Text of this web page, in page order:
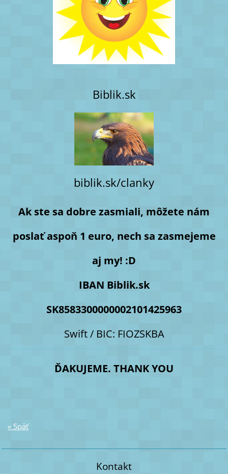
Biblik.sk
biblik.sk/clanky
Ak ste sa dobre zasmiali, môžete nám
poslať aspoň 1 euro, nech sa zasmejeme
aj my! :D
IBAN Biblik.sk
SK8583300000002101425963
Swift / BIC: FIOZSKBA
ĎAKUJEME. THANK YOU
« Späť
Kontakt